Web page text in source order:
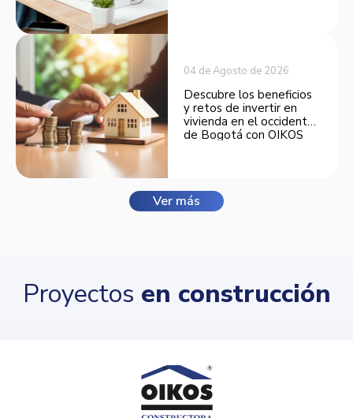
04 de Agosto de 2026
Descubre los beneficios
y retos de invertir en
vivienda en el occidente
de Bogotá con OIKOS
Ver más
Proyectos en construcción